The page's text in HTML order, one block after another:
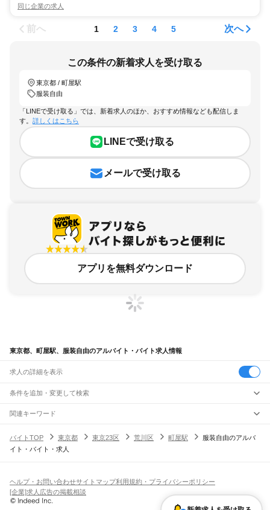
同じ企業の求人
前へ 1 2 3 4 5 次へ
この条件の新着求人を受け取る
東京都 / 町屋駅
服装自由
「LINEで受け取る」では、新着求人のほか、おすすめ情報なども配信しま
す。 詳しくはこちら
LINEで受け取る
メールで受け取る
アプリを無料ダウンロード
東京都、町屋駅、服装自由のアルバイト・バイト求人情報
求人の詳細を表示
条件を追加・変更して検索
市区町村を追加・変更
東京都すべて
東京23区 すべて
江戸川区
八王子市立川市武蔵野市 昭島市調布市町田市小金井市
小平市日野市 狛江市 東大和市 清瀬市
駅を追加・変更
JR山手線
大崎駅五反田駅目黒駅恵比寿駅 代々木駅新宿駅新大久保駅
高田馬場駅
田端駅 西日暮里駅
職種を追加・変更
飲食・フードサービスすべて
ホールスタッフキッチンスタッフ
パン屋（ベーカリー）
バー（BAR）・バーテンダー
人気
日払いOK高校生歓迎 髪型・髪色自由
雇用形態を追加・変更
関連キーワード
バイトTOP
東京都 東京23区 荒川区 町屋駅
服装自由のアルバ
イト・バイト・求人
ヘルプ・お問い合わせサイトマップ利用規約・プライバシーポリシー
[企業]求人広告の掲載相談